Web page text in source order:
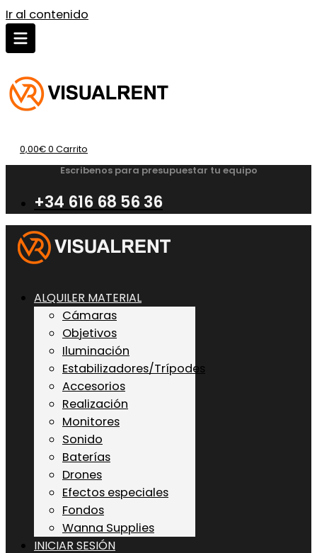
Ir al contenido
0,00€0 Carrito
Escribenos para presupuestar tu equipo
+34 616 68 56 36
ALQUILER MATERIAL
Cámaras
Objetivos
Iluminación
Estabilizadores/Trípodes
Accesorios
Realización
Monitores
Sonido
Baterías
Drones
Efectos especiales
Fondos
Wanna Supplies
INICIAR SESIÓN